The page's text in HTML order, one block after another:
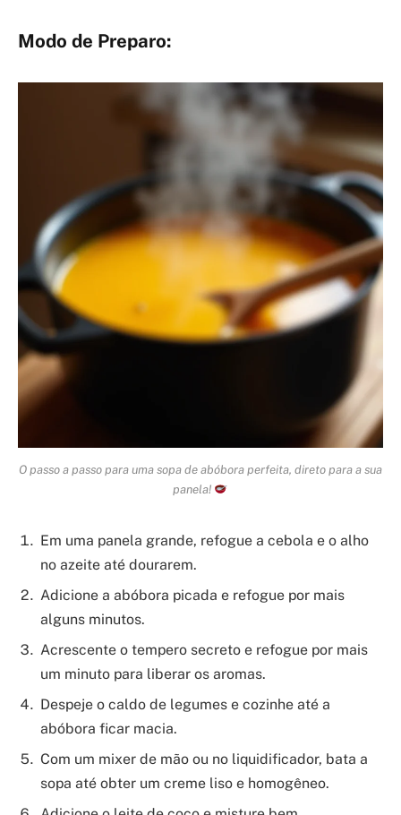
Modo de Preparo:
O passo a passo para uma sopa de abóbora perfeita, direto para a sua
panela!
Em uma panela grande, refogue a cebola e o alho
no azeite até dourarem.
Adicione a abóbora picada e refogue por mais
alguns minutos.
Acrescente o tempero secreto e refogue por mais
um minuto para liberar os aromas.
Despeje o caldo de legumes e cozinhe até a
abóbora ficar macia.
Com um mixer de mão ou no liquidificador, bata a
sopa até obter um creme liso e homogêneo.